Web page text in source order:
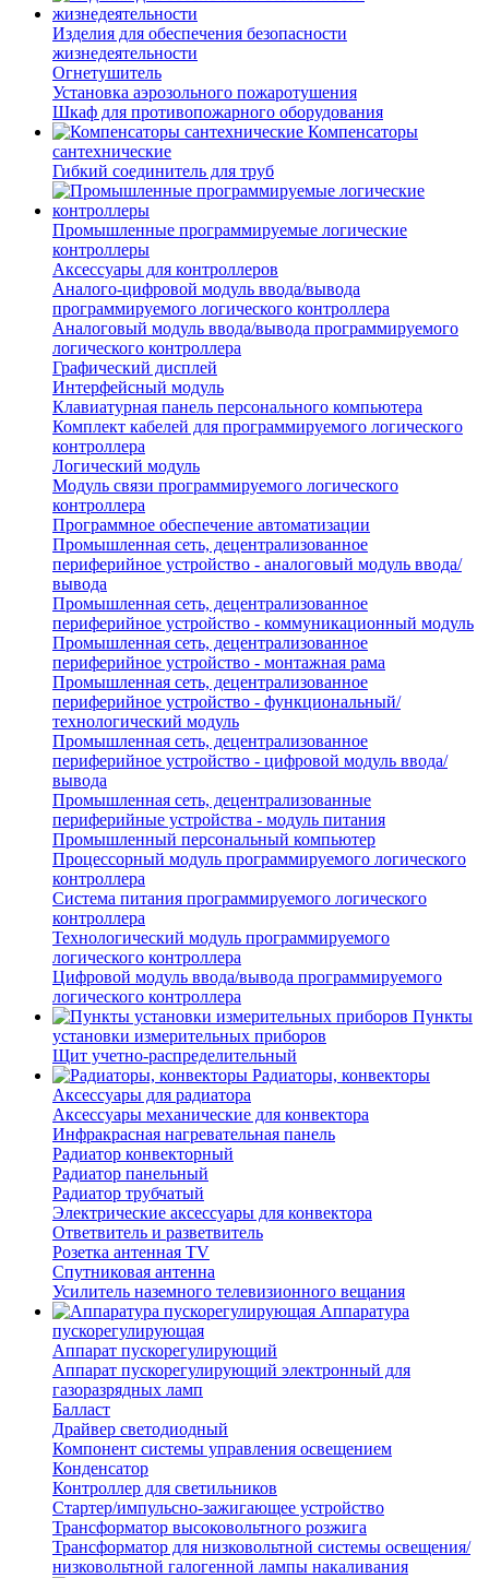
Изделия для обеспечения безопасности
жизнедеятельности
Огнетушитель
Установка аэрозольного пожаротушения
Шкаф для противопожарного оборудования
Компенсаторы
сантехнические
Гибкий соединитель для труб
Промышленные программируемые логические
контроллеры
Аксессуары для контроллеров
Аналого-цифровой модуль ввода/вывода
программируемого логического контроллера
Аналоговый модуль ввода/вывода программируемого
логического контроллера
Графический дисплей
Интерфейсный модуль
Клавиатурная панель персонального компьютера
Комплект кабелей для программируемого логического
контроллера
Логический модуль
Модуль связи программируемого логического
контроллера
Программное обеспечение автоматизации
Промышленная сеть, децентрализованное
периферийное устройство - аналоговый модуль ввода/
вывода
Промышленная сеть, децентрализованное
периферийное устройство - коммуникационный модуль
Промышленная сеть, децентрализованное
периферийное устройство - монтажная рама
Промышленная сеть, децентрализованное
периферийное устройство - функциональный/
технологический модуль
Промышленная сеть, децентрализованное
периферийное устройство - цифровой модуль ввода/
вывода
Промышленная сеть, децентрализованные
периферийные устройства - модуль питания
Промышленный персональный компьютер
Процессорный модуль программируемого логического
контроллера
Система питания программируемого логического
контроллера
Технологический модуль программируемого
логического контроллера
Цифровой модуль ввода/вывода программируемого
логического контроллера
Пункты
установки измерительных приборов
Щит учетно-распределительный
Радиаторы, конвекторы
Аксессуары для радиатора
Аксессуары механические для конвектора
Инфракрасная нагревательная панель
Радиатор конвекторный
Радиатор панельный
Радиатор трубчатый
Электрические аксессуары для конвектора
Ответвитель и разветвитель
Розетка антенная TV
Спутниковая антенна
Усилитель наземного телевизионного вещания
Аппаратура
пускорегулирующая
Аппарат пускорегулирующий
Аппарат пускорегулирующий электронный для
газоразрядных ламп
Балласт
Драйвер светодиодный
Компонент системы управления освещением
Конденсатор
Контроллер для светильников
Стартер/импульсно-зажигающее устройство
Трансформатор высоковольтного розжига
Трансформатор для низковольтной системы освещения/
низковольтной галогенной лампы накаливания